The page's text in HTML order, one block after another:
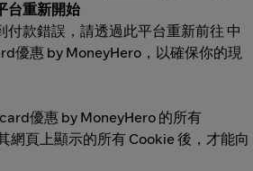
台重新開始
付款錯誤，請透過此平台重新前往 中
優惠 by MoneyHero，以確保你的現
優惠 by MoneyHero 的所有
網頁上顯示的所有 Cookie 後，才能向